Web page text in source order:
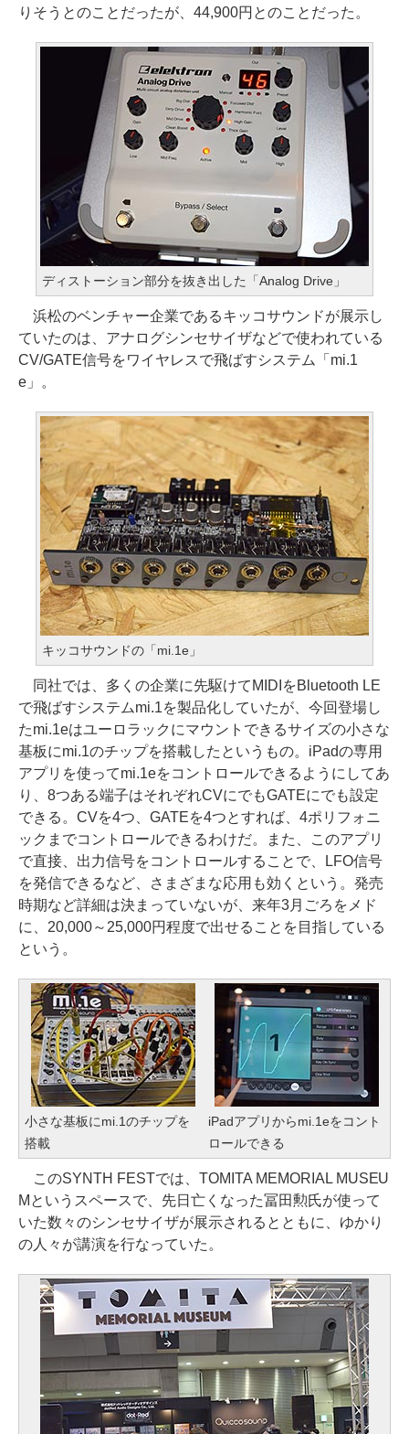
りそうとのことだったが、44,900円とのことだった。
ディストーション部分を抜き出した「Analog Drive」
浜松のベンチャー企業であるキッコサウンドが展示し
ていたのは、アナログシンセサイザなどで使われている
CV/GATE信号をワイヤレスで飛ばすシステム「mi.1
e」。
キッコサウンドの「mi.1e」
同社では、多くの企業に先駆けてMIDIをBluetooth LE
で飛ばすシステムmi.1を製品化していたが、今回登場し
たmi.1eはユーロラックにマウントできるサイズの小さな
基板にmi.1のチップを搭載したというもの。iPadの専用
アプリを使ってmi.1eをコントロールできるようにしてあ
り、8つある端子はそれぞれCVにでもGATEにでも設定
できる。CVを4つ、GATEを4つとすれば、4ポリフォニ
ックまでコントロールできるわけだ。また、このアプリ
で直接、出力信号をコントロールすることで、LFO信号
を発信できるなど、さまざまな応用も効くという。発売
時期など詳細は決まっていないが、来年3月ごろをメド
に、20,000～25,000円程度で出せることを目指している
という。
小さな基板にmi.1のチップを
搭載
iPadアプリからmi.1eをコント
ロールできる
このSYNTH FESTでは、TOMITA MEMORIAL MUSEU
Mというスペースで、先日亡くなった冨田勲氏が使って
いた数々のシンセサイザが展示されるとともに、ゆかり
の人々が講演を行なっていた。